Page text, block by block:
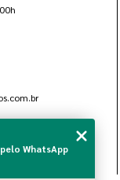
WhatsApp